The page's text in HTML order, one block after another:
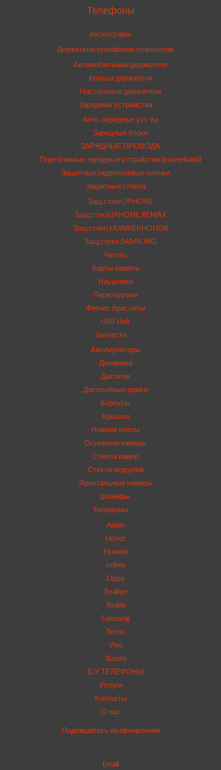
Телефоны
Аксессуары
Держатели телефонов/планшетов
Автомобильные держатели
Кольца держатели
Настольные держатели
Зарядные устройства
Авто. зарядные уст-ва
Зарядные блоки
ЗАРЯДНЫЕ ПРОВОДА
Портативные зарядные устройства (powerbank)
Защитные гидрогелевые пленки
Защитные стекла
Защ.стекл.IPHONE
Защ.стекл.IPHONE.REMAX
Защ.стекл.HUAWEI/HONOR
Защ.стекл.SAMSUNG
Чехлы
Карты памяти
Наушники
Переходники
Фитнес браслеты
USB Hub
Запчасти
Аккумуляторы
Динамики
Дисплеи
Дисплейные рамки
Корпусы
Крышки
Нижние платы
Основные камеры
Стекла камер
Стекла модулей
Фронтальные камеры
Шлейфы
Телефоны
Apple
Honor
Huawei
Infinix
Oppo
Realme
Redmi
Samsung
Tecno
Vivo
Xiaomi
Б/У ТЕЛЕФОНЫ
Услуги
Контакты
О нас
Подпишитесь на обновления
Email